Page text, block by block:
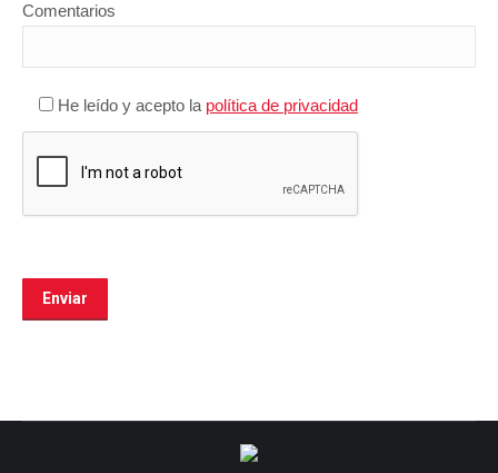
Comentarios
He leído y acepto la política de privacidad